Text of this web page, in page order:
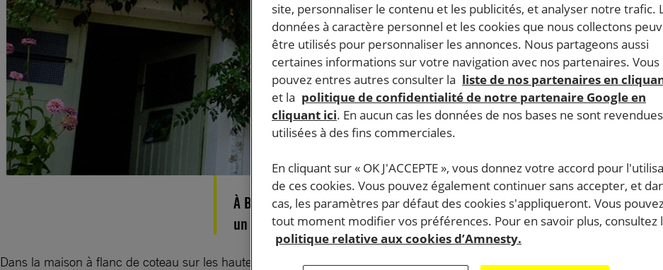
À Blois, depuis un an et demi, Bernadette Michel abrite Malic Sangaré,
un Ivoirien migrant de 17 ans.
Dans la maison à flanc de coteau sur les hauteurs de Blois, les lumières sont allumées tard dans la nuit en ce début
site, personnaliser le contenu et les publicités, et analyser notre trafic.
données à caractère personnel et les cookies que nous collectons
être utilisés pour personnaliser les annonces. Nous partageons aussi
certaines informations sur votre navigation avec nos partenaires. Vous
pouvez entres autres consulter la liste de nos partenaires en
et la politique de confidentialité de notre partenaire Google en
cliquant ici. En aucun cas les données de nos bases ne sont
utilisées à des fins commerciales.
En cliquant sur « OK J'ACCEPTE », vous donnez votre accord pour
de ces cookies. Vous pouvez également continuer sans accepter, et
cas, les paramètres par défaut des cookies s'appliqueront. Vous
tout moment modifier vos préférences. Pour en savoir plus, consultez
politique relative aux cookies d’Amnesty.